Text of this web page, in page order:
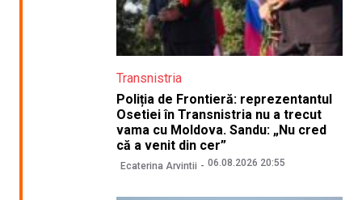
Transnistria
Poliția de Frontieră: reprezentantul
Osetiei în Transnistria nu a trecut
vama cu Moldova. Sandu: „Nu cred
că a venit din cer”
Ecaterina Arvintii 06.08.2026 20:55